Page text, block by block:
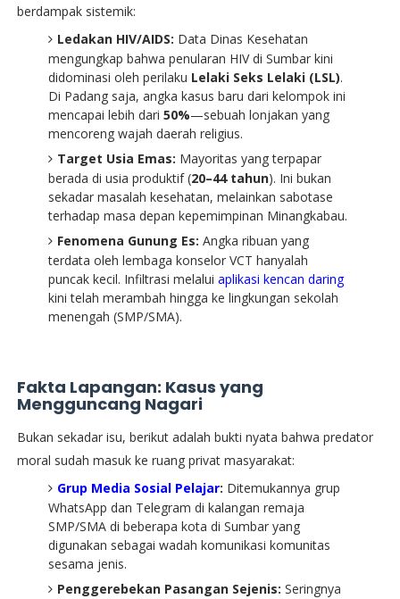
berdampak sistemik:
Ledakan HIV/AIDS: Data Dinas Kesehatan
mengungkap bahwa penularan HIV di Sumbar kini
didominasi oleh perilaku Lelaki Seks Lelaki (LSL).
Di Padang saja, angka kasus baru dari kelompok ini
mencapai lebih dari 50%—sebuah lonjakan yang
mencoreng wajah daerah religius.
Target Usia Emas: Mayoritas yang terpapar
berada di usia produktif (20–44 tahun). Ini bukan
sekadar masalah kesehatan, melainkan sabotase
terhadap masa depan kepemimpinan Minangkabau.
Fenomena Gunung Es: Angka ribuan yang
terdata oleh lembaga konselor VCT hanyalah
puncak kecil. Infiltrasi melalui aplikasi kencan daring
kini telah merambah hingga ke lingkungan sekolah
menengah (SMP/SMA).
Fakta Lapangan: Kasus yang
Mengguncang Nagari
​Bukan sekadar isu, berikut adalah bukti nyata bahwa predator
moral sudah masuk ke ruang privat masyarakat:
Grup Media Sosial Pelajar: Ditemukannya grup
WhatsApp dan Telegram di kalangan remaja
SMP/SMA di beberapa kota di Sumbar yang
digunakan sebagai wadah komunikasi komunitas
sesama jenis.
Penggerebekan Pasangan Sejenis: Seringnya